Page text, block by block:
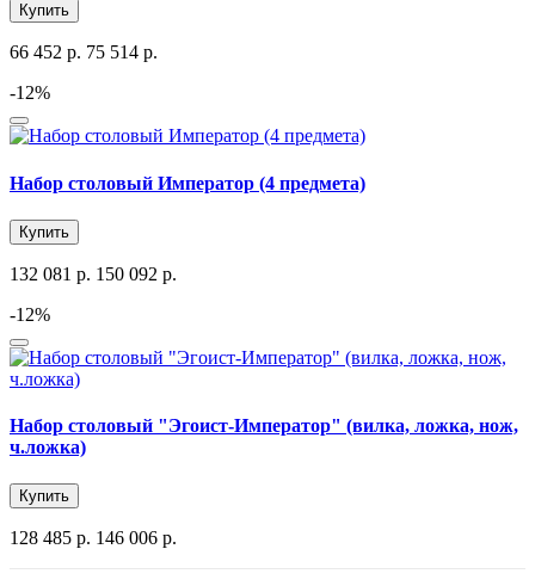
Купить
66 452 р. 75 514 р.
-12%
Набор столовый Император (4 предмета)
Купить
132 081 р. 150 092 р.
-12%
Набор столовый "Эгоист-Император" (вилка, ложка, нож,
ч.ложка)
Купить
128 485 р. 146 006 р.